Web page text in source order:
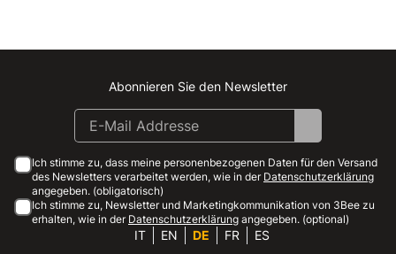
Instagram
Facebook
Linkedin
Youtube
Abonnieren Sie den Newsletter
Ich stimme zu, dass meine personenbezogenen Daten für den Versand
des Newsletters verarbeitet werden, wie in der Datenschutzerklärung
angegeben. (obligatorisch)
Ich stimme zu, Newsletter und Marketingkommunikation von 3Bee zu
erhalten, wie in der Datenschutzerklärung angegeben. (optional)
IT EN DE FR ES